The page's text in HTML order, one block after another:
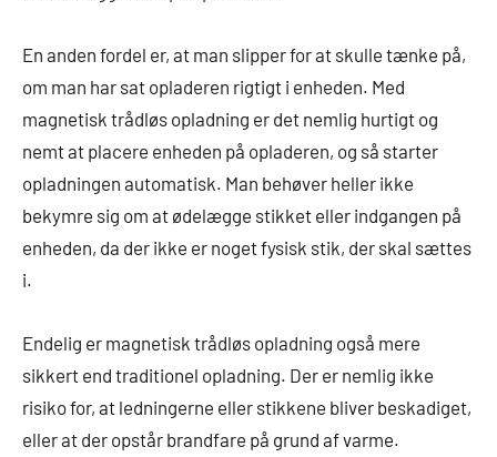
En anden fordel er, at man slipper for at skulle tænke på,
om man har sat opladeren rigtigt i enheden. Med
magnetisk trådløs opladning er det nemlig hurtigt og
nemt at placere enheden på opladeren, og så starter
opladningen automatisk. Man behøver heller ikke
bekymre sig om at ødelægge stikket eller indgangen på
enheden, da der ikke er noget fysisk stik, der skal sættes
i.
Endelig er magnetisk trådløs opladning også mere
sikkert end traditionel opladning. Der er nemlig ikke
risiko for, at ledningerne eller stikkene bliver beskadiget,
eller at der opstår brandfare på grund af varme.